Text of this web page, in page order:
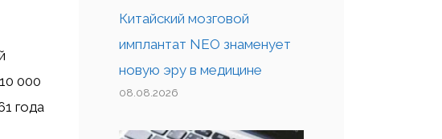
000
года
Китайский мозговой
имплантат NEO знаменует
новую эру в медицине
08.08.2026